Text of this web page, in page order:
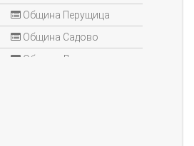
Община Перущица
Община Садово
Община Лъки